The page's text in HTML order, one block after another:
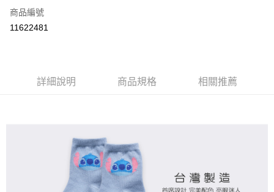
Apple Pay
ATM付款
每筆NT$80，滿NT$899(含以上)免運費
每筆NT$80，滿NT$859(含以上)免運費
商品編號
11622481
詳細說明 商品規格 相關推薦